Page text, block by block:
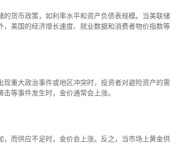
货币政策，如利率水平和资产负债表规模。当美联储
美国的经济增长速度、就业数据和消费者物价指数等
重大政治事件或地区冲突时，投资者对避险资产的需
等事件发生时，金价通常会上涨。
而供应不足时，金价会上涨。反之，当市场上黄金供